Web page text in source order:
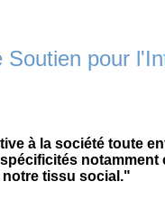
Soutien pour
à la société toute
tissu social."